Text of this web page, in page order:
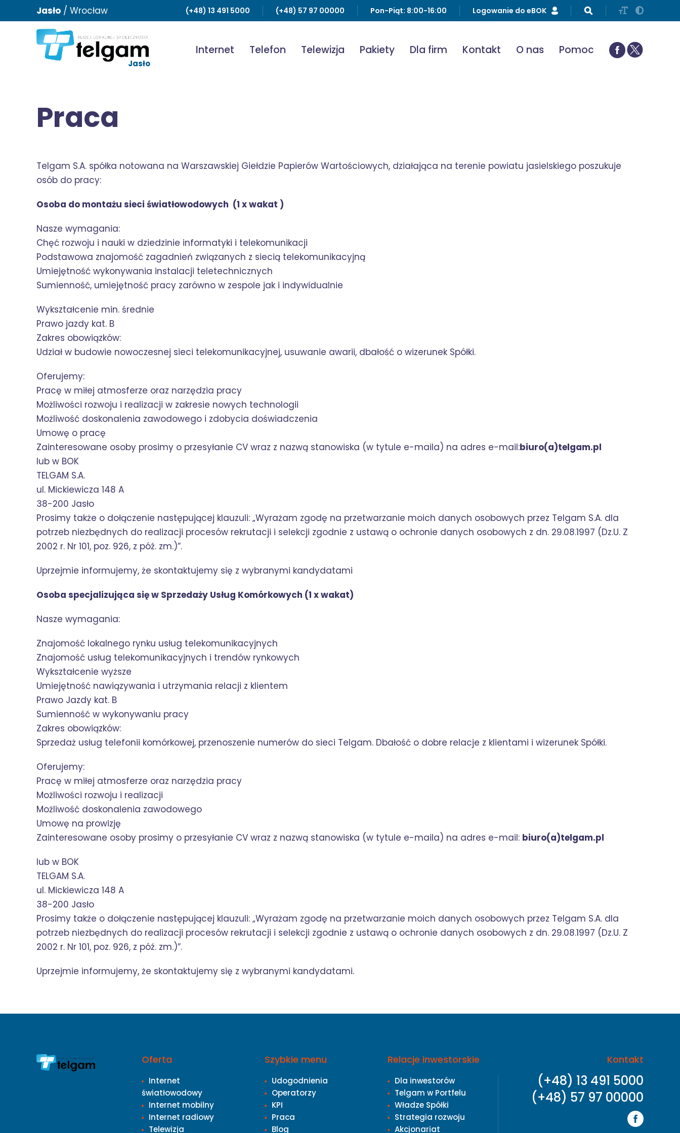
Jasło / Wrocław (+48) 13 491 5000 (+48) 57 97 00000 Pon-Piąt: 8:00-16:00 Logowanie do eBOK
Jasło
Internet Telefon Telewizja Pakiety Dla firm Kontakt O nas Pomoc
Praca
Telgam S.A. spółka notowana na Warszawskiej Giełdzie Papierów Wartościowych, działająca na terenie powiatu jasielskiego poszukuje
osób do pracy:
Osoba do montażu sieci światłowodowych (1 x wakat )
Nasze wymagania:
Chęć rozwoju i nauki w dziedzinie informatyki i telekomunikacji
Podstawowa znajomość zagadnień związanych z siecią telekomunikacyjną
Umiejętność wykonywania instalacji teletechnicznych
Sumienność, umiejętność pracy zarówno w zespole jak i indywidualnie
Wykształcenie min. średnie
Prawo jazdy kat. B
Zakres obowiązków:
Udział w budowie nowoczesnej sieci telekomunikacyjnej, usuwanie awarii, dbałość o wizerunek Spółki.
Oferujemy:
Pracę w miłej atmosferze oraz narzędzia pracy
Możliwości rozwoju i realizacji w zakresie nowych technologii
Możliwość doskonalenia zawodowego i zdobycia doświadczenia
Umowę o pracę
Zainteresowane osoby prosimy o przesyłanie CV wraz z nazwą stanowiska (w tytule e-maila) na adres e-mail:biuro(a)telgam.pl
lub w BOK
TELGAM S.A.
ul. Mickiewicza 148 A
38-200 Jasło
Prosimy także o dołączenie następującej klauzuli: „Wyrażam zgodę na przetwarzanie moich danych osobowych przez Telgam S.A. dla
potrzeb niezbędnych do realizacji procesów rekrutacji i selekcji zgodnie z ustawą o ochronie danych osobowych z dn. 29.08.1997 (Dz.U. Z
2002 r. Nr 101, poz. 926, z póź. zm.)”.
Uprzejmie informujemy, że skontaktujemy się z wybranymi kandydatami
Osoba specjalizująca się w Sprzedaży Usług Komórkowych (1 x wakat)
Nasze wymagania:
Znajomość lokalnego rynku usług telekomunikacyjnych
Znajomość usług telekomunikacyjnych i trendów rynkowych
Wykształcenie wyższe
Umiejętność nawiązywania i utrzymania relacji z klientem
Prawo Jazdy kat. B
Sumienność w wykonywaniu pracy
Zakres obowiązków:
Sprzedaż usług telefonii komórkowej, przenoszenie numerów do sieci Telgam. Dbałość o dobre relacje z klientami i wizerunek Spółki.
Oferujemy:
Pracę w miłej atmosferze oraz narzędzia pracy
Możliwości rozwoju i realizacji
Możliwość doskonalenia zawodowego
Umowę na prowizję
Zainteresowane osoby prosimy o przesyłanie CV wraz z nazwą stanowiska (w tytule e-maila) na adres e-mail: biuro(a)telgam.pl
lub w BOK
TELGAM S.A.
ul. Mickiewicza 148 A
38-200 Jasło
Prosimy także o dołączenie następującej klauzuli: „Wyrażam zgodę na przetwarzanie moich danych osobowych przez Telgam S.A. dla
potrzeb niezbędnych do realizacji procesów rekrutacji i selekcji zgodnie z ustawą o ochronie danych osobowych z dn. 29.08.1997 (Dz.U. Z
2002 r. Nr 101, poz. 926, z póź. zm.)”.
Uprzejmie informujemy, że skontaktujemy się z wybranymi kandydatami.
Oferta
Internet
światłowodowy
Internet mobilny
Internet radiowy
Telewizja
Szybkie menu
Udogodnienia
Operatorzy
KPI
Praca
Blog
Relacje inwestorskie
Dla inwestorów
Telgam w Portfelu
Władze Spółki
Strategia rozwoju
Akcjonariat
Kontakt
(+48) 13 491 5000
(+48) 57 97 00000